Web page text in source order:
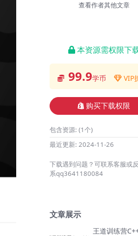
查看作者其他文章
本资源需权限下
99.9学币 VIP
购买下载权限
包含资源: (1个)
最近更新: 2024-11-26
下载遇到问题？可联系客服或
系qq3641180084
文章展示
王道训练营